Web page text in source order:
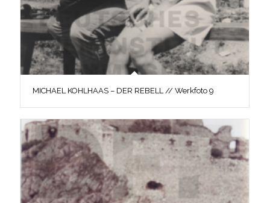
MICHAEL KOHLHAAS – DER REBELL // Werkfoto 9